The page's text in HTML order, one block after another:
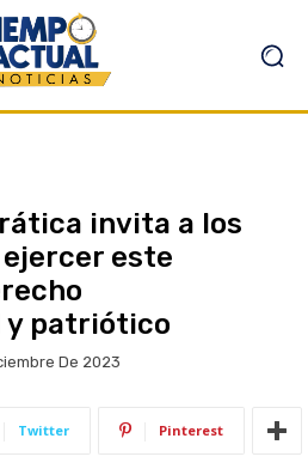
invita a los
este
patriótico
De 2023
Twitter Pinterest